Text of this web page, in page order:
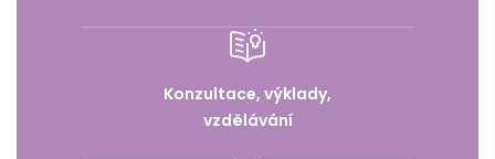
Konzultace, výklady,
vzdělávání